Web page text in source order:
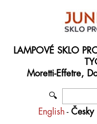
LAMPOVÉ SKLO
Moretti-Effetre,
🔍
English - Česky